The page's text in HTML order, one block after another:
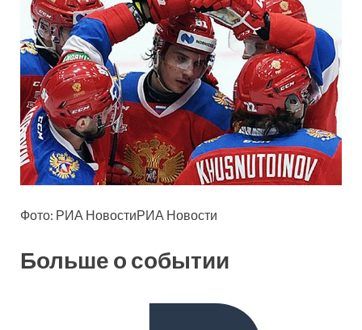
Фото: РИА НовостиРИА Новости
Больше о событии